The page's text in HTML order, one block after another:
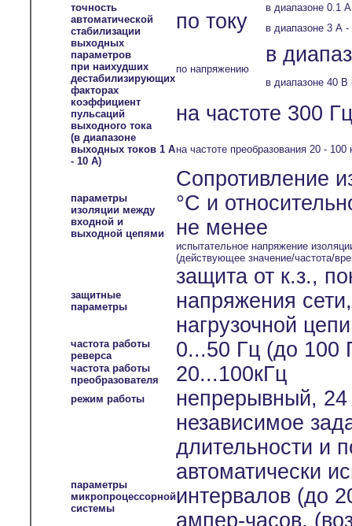
точность
автоматической
стабилизации
выходных
параметров
при наихудших
дестабилизирующих
факторах
по току
в диапазоне 0.1
в диапазоне 3 А
по напряжению
в
в диапазоне 40 В
коэффициент
пульсаций
выходного тока
(в диапазоне
выходных токов 1 А
- 10 А)
на частоте 300
на частоте преобразования 20 - 100
параметры
изоляции между
входной и
выходной цепями
Сопротивление
°С и
не менее
испытательное напряжение
(действующее значение/частота/
защитные
параметры
защита от к.з.,
напряжения
нагрузочной
частота работы
реверса
0...50 Гц (до 100
частота работы
преобразователя
20...100кГц
режим работы непрерывный, 24
параметры
микропроцессорной
системы
независимое
длительности и
автоматически
интервалов (до
ампер-часов,